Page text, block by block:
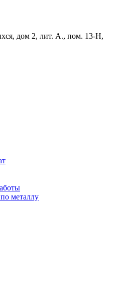
дом 2, лит. А., пом. 13-Н,
металлу